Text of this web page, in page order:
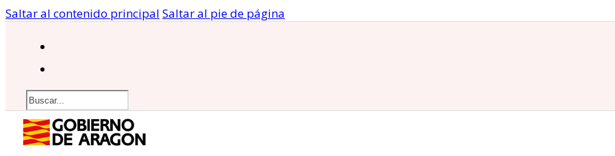
Saltar al contenido principal Saltar al pie de página
Buscar